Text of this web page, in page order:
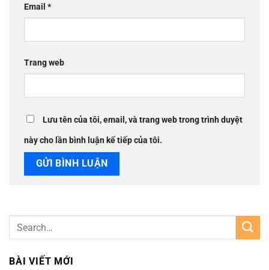
Email *
Trang web
Lưu tên của tôi, email, và trang web trong trình duyệt
này cho lần bình luận kế tiếp của tôi.
BÀI VIẾT MỚI